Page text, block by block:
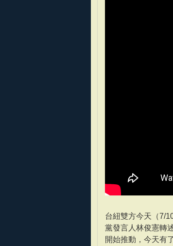
台紐雙方今天（7/
黨發言人林俊憲轉
開始推動，今天有